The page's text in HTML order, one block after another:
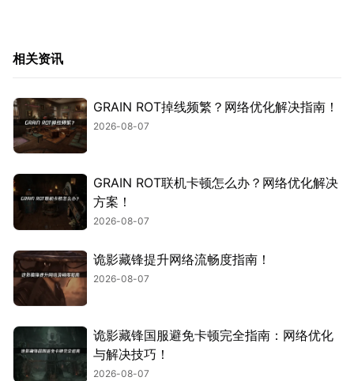
相关资讯
GRAIN ROT掉线频繁？网络优化解决指南！
2026-08-07
GRAIN ROT联机卡顿怎么办？网络优化解决
方案！
2026-08-07
诡影藏锋提升网络流畅度指南！
2026-08-07
诡影藏锋国服避免卡顿完全指南：网络优化
与解决技巧！
2026-08-07